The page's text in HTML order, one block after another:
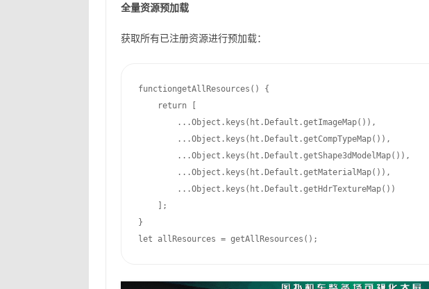
全量资源预加载
获取所有已注册资源进行预加载：
functiongetAllResources() {
return [
...Object.keys(ht.Default.getImageMap()),
...Object.keys(ht.Default.getCompTypeMap()),
...Object.keys(ht.Default.getShape3dModelMap()),
...Object.keys(ht.Default.getMaterialMap()),
...Object.keys(ht.Default.getHdrTextureMap())
];
}
let allResources = getAllResources();